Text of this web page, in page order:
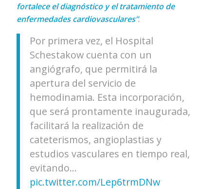
fortalece el diagnóstico y el tratamiento de
enfermedades cardiovasculares”.
Por primera vez, el Hospital
Schestakow cuenta con un
angiógrafo, que permitirá la
apertura del servicio de
hemodinamia. Esta incorporación,
que será prontamente inaugurada,
facilitará la realización de
cateterismos, angioplastias y
estudios vasculares en tiempo real,
evitando…
pic.twitter.com/Lep6trmDNw